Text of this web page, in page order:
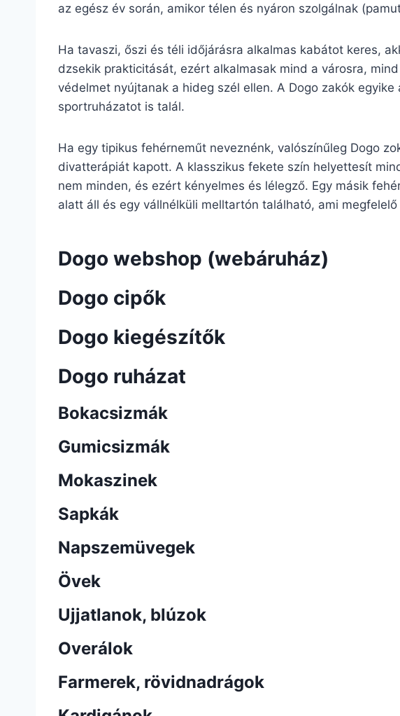
az egész év során, amikor télen és nyáron szolgálnak
Ha tavaszi, őszi és téli időjárásra alkalmas kabátot keres,
dzsekik prakticitását, ezért alkalmasak mind a városra,
védelmet nyújtanak a hideg szél ellen. A Dogo zakók
sportruházatot is talál.
Ha egy tipikus fehérneműt neveznénk, valószínűleg Dogo
divatterápiát kapott. A klasszikus fekete szín helyettesít
nem minden, és ezért kényelmes és lélegző. Egy másik
alatt áll és egy vállnélküli melltartón található, ami
Dogo webshop (webáruház)
Dogo cipők
Dogo kiegészítők
Dogo ruházat
Bokacsizmák
Gumicsizmák
Mokaszinek
Sapkák
Napszemüvegek
Övek
Ujjatlanok, blúzok
Overálok
Farmerek, rövidnadrágok